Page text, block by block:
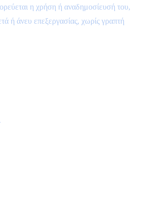
η χρήση ή αναδημοσίευσή του,
ή άνευ επεξεργασίας, χωρίς γραπτή